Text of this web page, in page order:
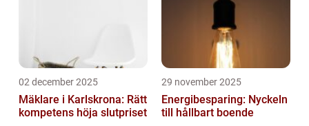
02 december 2025
Mäklare i Karlskrona: Rätt
kompetens höja slutpriset
29 november 2025
Energibesparing: Nyckeln
till hållbart boende